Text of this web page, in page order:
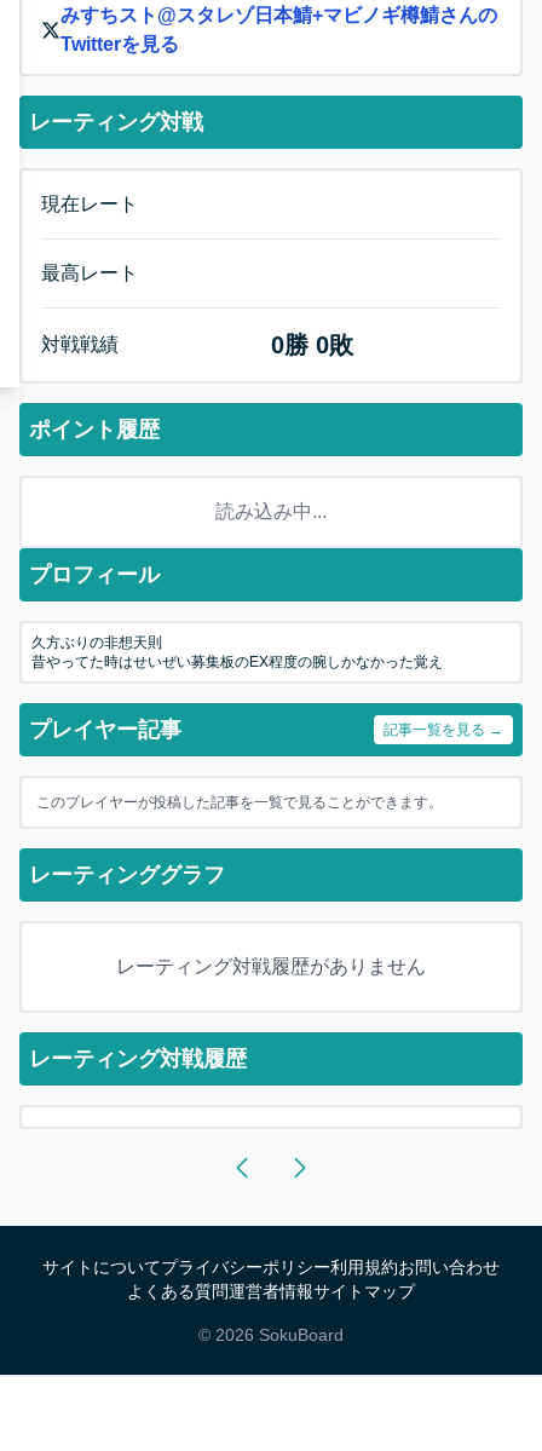
みすちスト@スタレゾ日本鯖+マビノギ樽鯖さんの
Twitterを見る
レーティング対戦
現在レート
最高レート
対戦戦績 0勝 0敗
ポイント履歴
読み込み中...
プロフィール
久方ぶりの非想天則
昔やってた時はせいぜい募集板のEX程度の腕しかなかった覚え
プレイヤー記事 記事一覧を見る →
このプレイヤーが投稿した記事を一覧で見ることができます。
レーティンググラフ
レーティング対戦履歴がありません
レーティング対戦履歴
サイトについてプライバシーポリシー利用規約お問い合わせ
よくある質問運営者情報サイトマップ
© 2026 SokuBoard